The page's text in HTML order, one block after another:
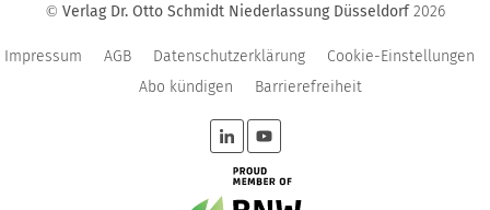
© Verlag Dr. Otto Schmidt Niederlassung Düsseldorf 2026
Impressum AGB Datenschutzerklärung
Cookie-Einstellungen
Abo kündigen
Barrierefreiheit